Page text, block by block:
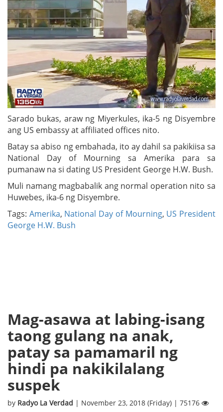
Sarado bukas, araw ng Miyerkules, ika-5 ng Disyembre
ang US embassy at affiliated offices nito.
Batay sa abiso ng embahada, ito ay dahil sa pakikiisa sa
National Day of Mourning sa Amerika para sa
pumanaw na si dating US President George H.W. Bush.
Muli namang magbabalik ang normal operation nito sa
Huwebes, ika-6 ng Disyembre.
Tags: Amerika, National Day of Mourning, US President
George H.W. Bush
Mag-asawa at labing-isang
taong gulang na anak,
patay sa pamamaril ng
hindi pa nakikilalang
suspek
by Radyo La Verdad | November 23, 2018 (Friday) | 75176